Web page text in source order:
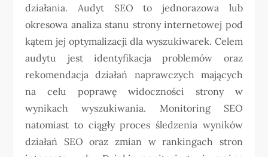
działania. Audyt SEO to jednorazowa lub
okresowa analiza stanu strony internetowej pod
kątem jej optymalizacji dla wyszukiwarek. Celem
audytu jest identyfikacja problemów oraz
rekomendacja działań naprawczych mających
na celu poprawę widoczności strony w
wynikach wyszukiwania. Monitoring SEO
natomiast to ciągły proces śledzenia wyników
działań SEO oraz zmian w rankingach stron